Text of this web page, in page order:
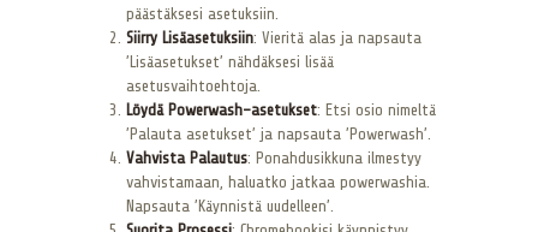
päästäksesi asetuksiin.
Siirry Lisäasetuksiin: Vieritä alas ja napsauta
’Lisäasetukset’ nähdäksesi lisää
asetusvaihtoehtoja.
Löydä Powerwash-asetukset: Etsi osio nimeltä
’Palauta asetukset’ ja napsauta ’Powerwash’.
Vahvista Palautus: Ponahdusikkuna ilmestyy
vahvistamaan, haluatko jatkaa powerwashia.
Napsauta ’Käynnistä uudelleen’.